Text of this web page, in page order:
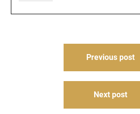
Previous post
Next post